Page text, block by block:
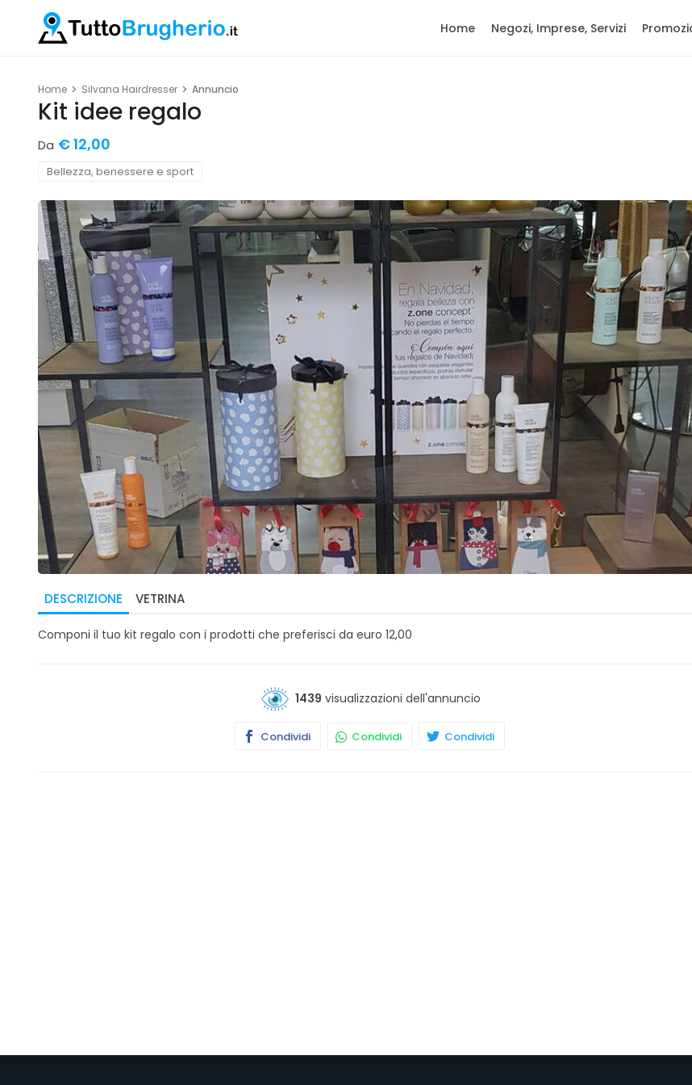
Home Negozi, Imprese, Servizi
Home Silvana Hairdresser Annuncio
Kit idee regalo
Da € 12,00
Bellezza, benessere e sport
DESCRIZIONE VETRINA
Componi il tuo kit regalo con i prodotti che preferisci da euro 12,00
1439 visualizzazioni dell'annuncio
Condividi Condividi Condividi